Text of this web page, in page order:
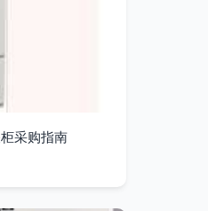
采购指南